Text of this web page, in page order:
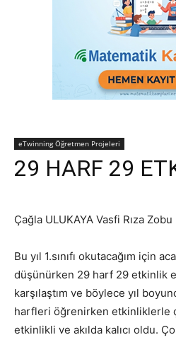
eTwinning Öğretmen Projeleri
29 HARF 29
Çağla ULUKAYA Vasfi Rıza
Bu yıl 1.sınıfı okutacağım için
düşünürken 29 harf 29 etkinlik
karşılaştım ve böylece yıl
harfleri öğrenirken etkinliklerle
etkinlikli ve akılda kalıcı oldu.